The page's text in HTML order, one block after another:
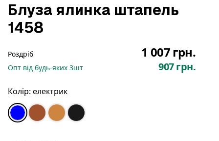
Блуза ялинка штапель
1458
Роздріб 1 007 грн.
Опт від будь-яких 3шт 907 грн.
Колір: електрик